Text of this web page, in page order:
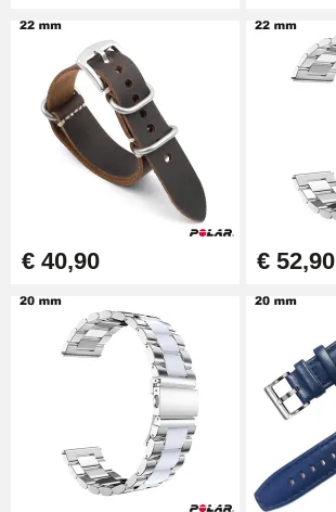
€ 40,90 € 52,90